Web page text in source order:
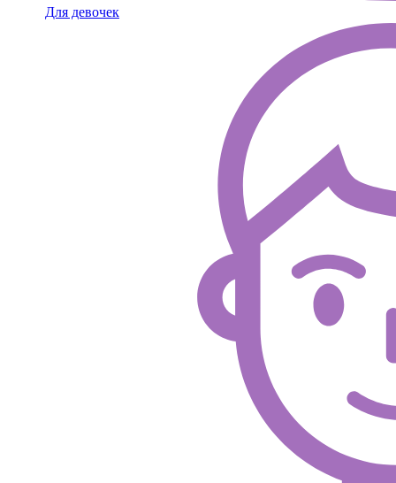
Для девочек